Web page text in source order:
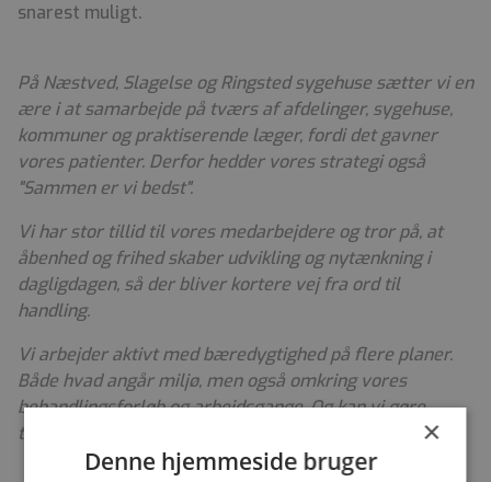
snarest muligt.
På Næstved, Slagelse og Ringsted sygehuse sætter vi en
ære i at samarbejde på tværs af afdelinger, sygehuse,
kommuner og praktiserende læger, fordi det gavner
vores patienter. Derfor hedder vores strategi også
"Sammen er vi bedst".
Vi har stor tillid til vores medarbejdere og tror på, at
åbenhed og frihed skaber udvikling og nytænkning i
dagligdagen, så der bliver kortere vej fra ord til
handling.
Vi arbejder aktivt med bæredygtighed på flere planer.
Både hvad angår miljø, men også omkring vores
behandlingsforløb og arbejdsgange. Og kan vi gøre
tingene smartere, gør vi det.
Vi lægger stor vægt på, at vores medarbejdere trives.
×
Denne hjemmeside bruger